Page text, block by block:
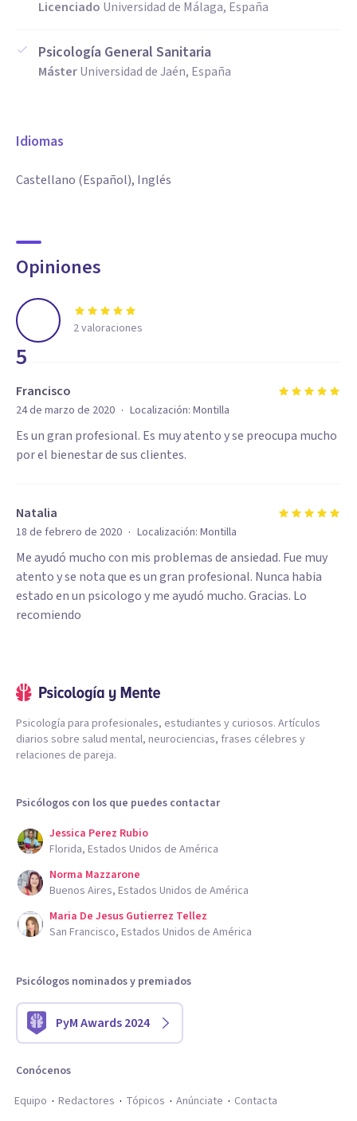
Licenciado Universidad de Málaga, España
Psicología General Sanitaria
MásterUniversidad de Jaén, España
Idiomas
Castellano (Español), Inglés
Opiniones
5
2valoraciones
Francisco
24 de marzo de 2020 · Localización: Montilla
Es un gran profesional. Es muy atento y se preocupa mucho
por el bienestar de sus clientes.
Natalia
18 de febrero de 2020 · Localización: Montilla
Me ayudó mucho con mis problemas de ansiedad. Fue muy
atento y se nota que es un gran profesional. Nunca habia
estado en un psicologo y me ayudó mucho. Gracias. Lo
recomiendo
Psicología para profesionales, estudiantes y curiosos. Artículos
diarios sobre salud mental, neurociencias, frases célebres y
relaciones de pareja.
Psicólogos con los que puedes contactar
Jessica Perez Rubio
Florida, Estados Unidos de América
Norma Mazzarone
Buenos Aires, Estados Unidos de América
Maria De Jesus Gutierrez Tellez
San Francisco, Estados Unidos de América
Psicólogos nominados y premiados
PyM Awards 2024
Conócenos
Equipo
Redactores Tópicos Anúnciate Contacta